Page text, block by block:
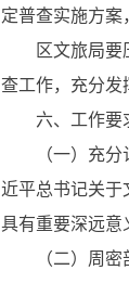
定普查实施方案
区文旅局
查工作，充分发
六、工作要
（一）充
近平总书记关于
具有重要深远意
（二）周